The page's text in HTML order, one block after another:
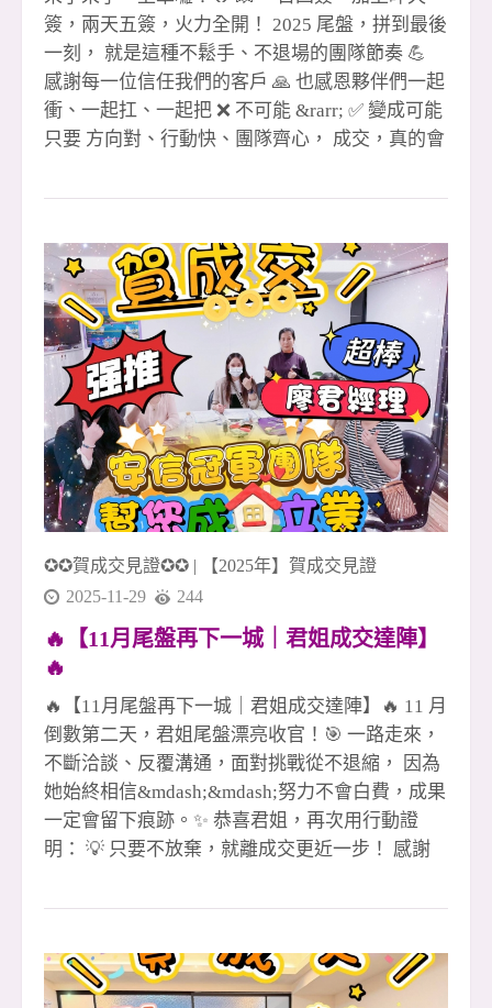
簽，兩天五簽，火力全開！ 2025 尾盤，拼到最後
一刻， 就是這種不鬆手、不退場的團隊節奏 💪
感謝每一位信任我們的客戶 🙏 也感恩夥伴們一起
衝、一起扛、一起把 ❌ 不可能 &rarr; ✅ 變成可能
只要 方向對、行動快、團隊齊心， 成交，真的會
說話、用行動證明， 2025 收尾直接開加速， 未
成交夥伴 🔹 1 簽聯賣 👉 湘儀 🎉 👉
忠信協理（月 2 簽）🎉 🔹 2 簽 👉 尼克經理（全
炮）🎉 🔹 3 簽 👉 尼克經理 🎉 👉 聖
哲經理 🎉 🔹 4 簽聯賣 👉 玉華 🎉
👉 阿發 &amp; 孟豪 🎉（金城店） 🔹 5 簽聯賣
👉 小紅經理 &amp; 晶伊 🎉 👉 眉
如 🎉（領袖店） 🙌 特別感謝 🙏 聯賣重劃店 黃店
&amp; 湘儀 共創佳績
✪✪賀成交見證✪✪ |
【2025年】賀成交見證
2025-11-29
244
🔥【11月尾盤再下一城｜君姐成交達陣】
🔥
🔥【11月尾盤再下一城｜君姐成交達陣】🔥 11 月
倒數第二天，君姐尾盤漂亮收官！🎯 一路走來，
不斷洽談、反覆溝通，面對挑戰從不退縮， 因為
她始終相信&mdash;&mdash;努力不會白費，成果
一定會留下痕跡。✨ 恭喜君姐，再次用行動證
明： 💡 只要不放棄，就離成交更近一步！ 感謝
彼此托住💪 每一戶成交，背後都是專業、信任與
然選擇用 專業 &times; 熱情 &times; 行動力 把每
一次機會做到最好、做到完整🏡 🚀 年底衝刺正式